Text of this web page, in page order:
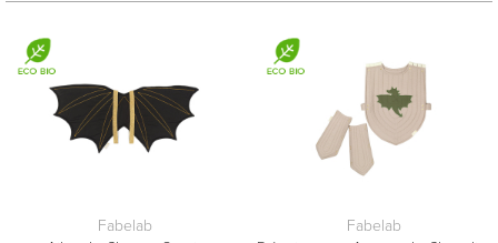
Nouveautés
Fabelab
Fabelab